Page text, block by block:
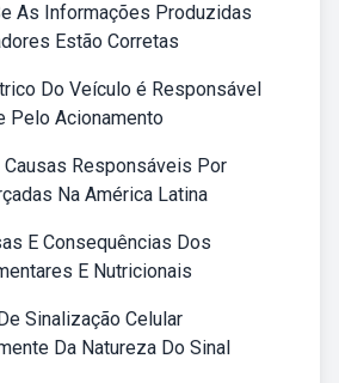
As Informações Produzidas
Estão Corretas
Do Veículo é Responsável
Pelo Acionamento
Causas Responsáveis Por
Na América Latina
E Consequências Dos
E Nutricionais
Sinalização Celular
Da Natureza Do Sinal